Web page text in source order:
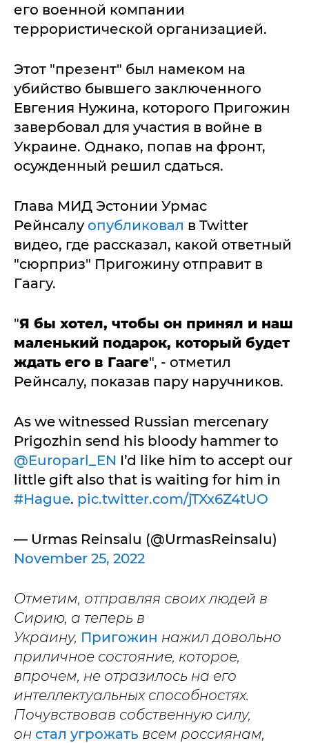
его военной компании
террористической организацией.
Этот "презент" был намеком на
убийство бывшего заключенного
Евгения Нужина, которого Пригожин
завербовал для участия в войне в
Украине. Однако, попав на фронт,
осужденный решил сдаться.
Глава МИД Эстонии Урмас
Рейнсалу опубликовал в Twitter
видео, где рассказал, какой ответный
"сюрприз" Пригожину отправит в
Гаагу.
"Я бы хотел, чтобы он принял и наш
маленький подарок, который будет
ждать его в Гааге", - отметил
Рейнсалу, показав пару наручников.
As we witnessed Russian mercenary
Prigozhin send his bloody hammer to
@Europarl_EN I’d like him to accept our
little gift also that is waiting for him in
#Hague. pic.twitter.com/jTXx6Z4tUO
— Urmas Reinsalu (@UrmasReinsalu)
November 25, 2022
Отметим, отправляя своих людей в
Сирию, а теперь в
Украину, Пригожин нажил довольно
приличное состояние, которое,
впрочем, не отразилось на его
интеллектуальных способностях.
Почувствовав собственную силу,
он стал угрожать всем россиянам,